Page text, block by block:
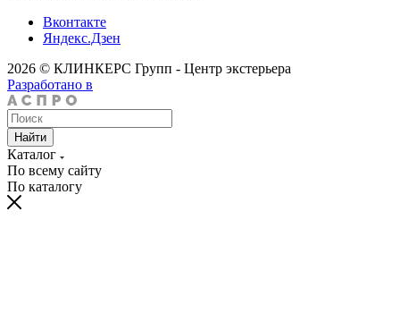
Вконтакте
Яндекс.Дзен
2026 © КЛИНКЕРС Групп - Центр экстерьера
Разработано в
Найти
Каталог
По всему сайту
По каталогу